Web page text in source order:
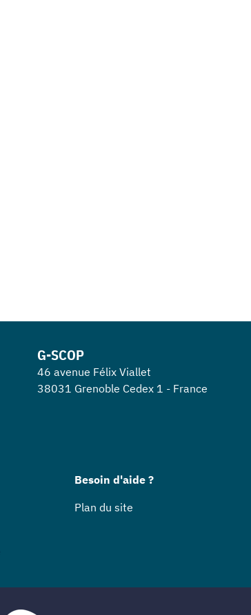
G-SCOP
46 avenue Félix Viallet
38031 Grenoble Cedex 1 - France
Besoin d'aide ?
Plan du site